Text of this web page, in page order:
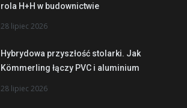
rola H+H w budownictwie
28 lipiec 2026
Hybrydowa przyszłość stolarki. Jak
Kömmerling łączy PVC i aluminium
28 lipiec 2026